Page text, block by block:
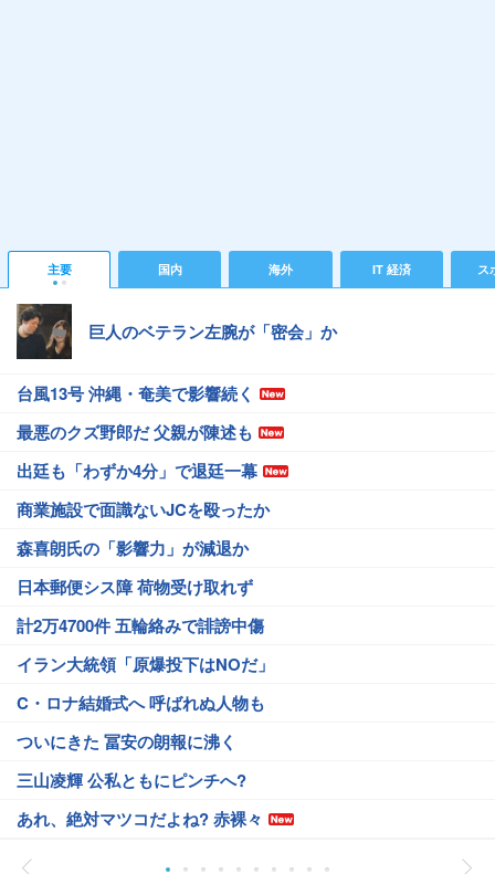
主要 国内 海外 IT 経済 ス
巨人のベテラン左腕が「密会」か
台風13号 沖縄・奄美で影響続く
最悪のクズ野郎だ 父親が陳述も
出廷も「わずか4分」で退廷一幕
商業施設で面識ないJCを殴ったか
森喜朗氏の「影響力」が減退か
日本郵便シス障 荷物受け取れず
計2万4700件 五輪絡みで誹謗中傷
イラン大統領「原爆投下はNOだ」
C・ロナ結婚式へ 呼ばれぬ人物も
ついにきた 冨安の朗報に沸く
三山凌輝 公私ともにピンチへ?
あれ、絶対マツコだよね? 赤裸々